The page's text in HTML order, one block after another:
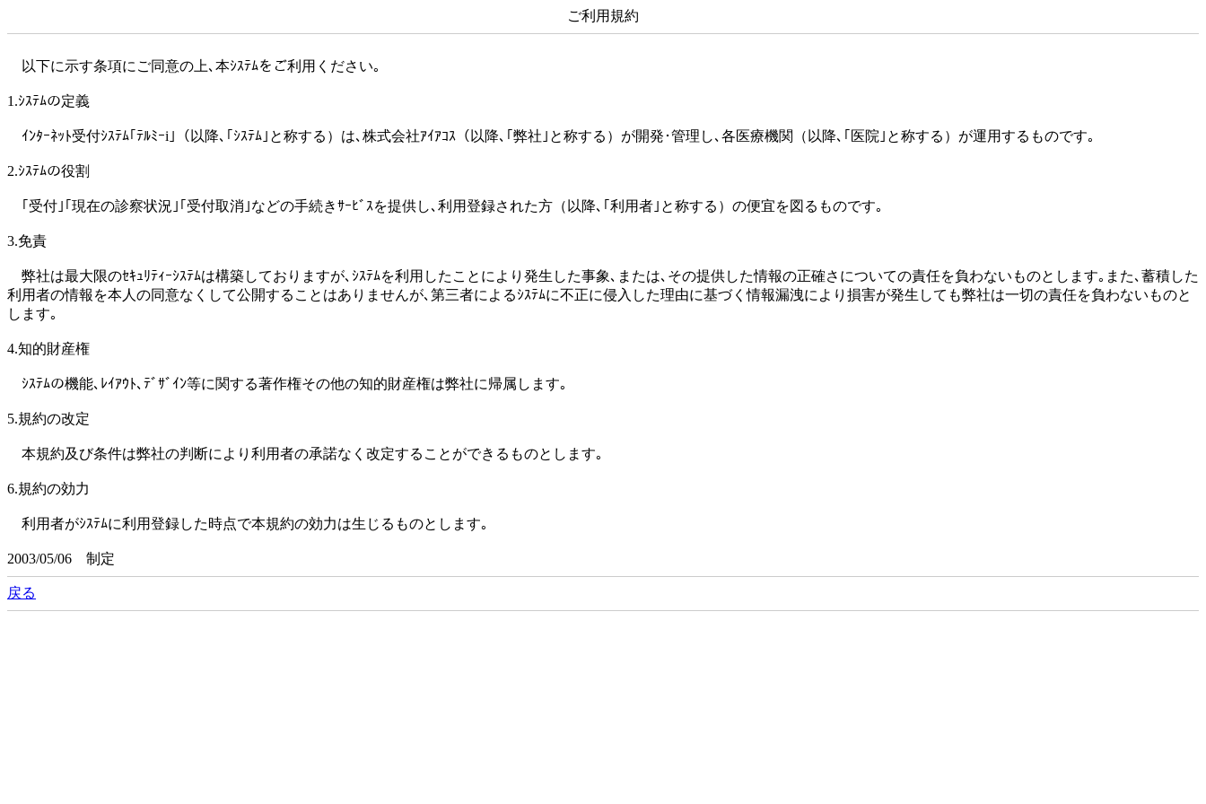
ご利用規約
以下に示す条項にご同意の上､本ｼｽﾃﾑをご利用ください｡
1.ｼｽﾃﾑの定義
ｲﾝﾀｰﾈｯﾄ受付ｼｽﾃﾑ｢ﾃﾙﾐｰi｣（以降､｢ｼｽﾃﾑ｣と称する）は､株式会社ｱｲｱｺｽ（以降､｢弊社｣と称する）が開発･管理し､各医療機関（以降､｢医院｣と称する）が運用するものです｡
2.ｼｽﾃﾑの役割
｢受付｣｢現在の診察状況｣｢受付取消｣などの手続きｻｰﾋﾞｽを提供し､利用登録された方（以降､｢利用者｣と称する）の便宜を図るものです｡
3.免責
弊社は最大限のｾｷｭﾘﾃｨｰｼｽﾃﾑは構築しておりますが､ｼｽﾃﾑを利用したことにより発生した事象､または､その提供した情報の正確さについての責任を負わないものとします｡また､蓄積した
利用者の情報を本人の同意なくして公開することはありませんが､第三者によるｼｽﾃﾑに不正に侵入した理由に基づく情報漏洩により損害が発生しても弊社は一切の責任を負わないものと
します｡
4.知的財産権
ｼｽﾃﾑの機能､ﾚｲｱｳﾄ､ﾃﾞｻﾞｲﾝ等に関する著作権その他の知的財産権は弊社に帰属します｡
5.規約の改定
本規約及び条件は弊社の判断により利用者の承諾なく改定することができるものとします｡
6.規約の効力
利用者がｼｽﾃﾑに利用登録した時点で本規約の効力は生じるものとします｡
2003/05/06 制定
戻る